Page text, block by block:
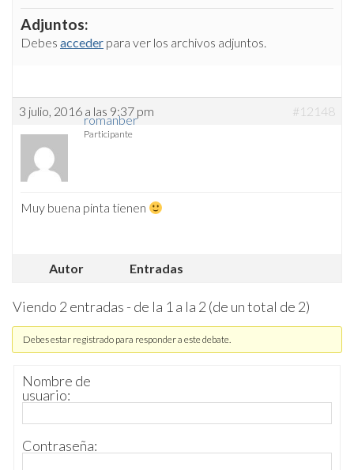
Adjuntos:
Debes acceder para ver los archivos adjuntos.
3 julio, 2016 a las 9:37 pm #12148
romanber
Participante
Muy buena pinta tienen
Autor Entradas
Viendo 2 entradas - de la 1 a la 2 (de un total de 2)
Debes estar registrado para responder a este debate.
Nombre de
usuario:
Contraseña: